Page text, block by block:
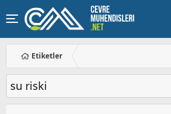
Etiketler
su riski